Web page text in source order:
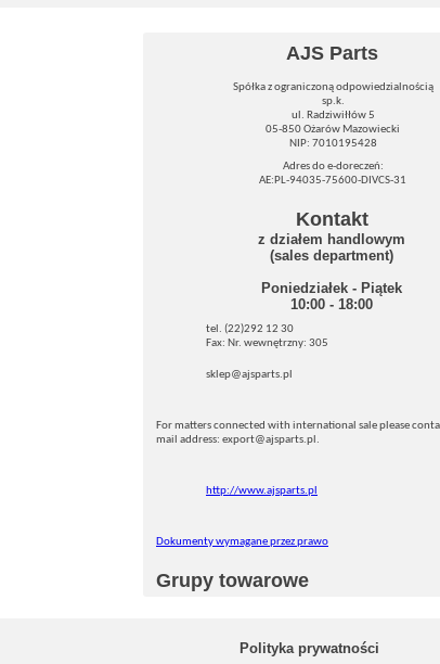
AJS Parts
Spółka z ograniczoną odpowiedzialnością
sp.k.
ul. Radziwiłłów 5
05-850 Ożarów Mazowiecki
NIP: 7010195428
Adres do e-doreczeń:
AE:PL-94035-75600-DIVCS-31
Kontakt
z działem handlowym
(sales department)
Poniedziałek - Piątek
10:00 - 18:00
tel. (22)292 12 30
Fax: Nr. wewnętrzny: 305
sklep@ajsparts.pl
For matters connected with international sale please
mail address: export@ajsparts.pl.
http://www.ajsparts.pl
Dokumenty wymagane przez prawo
Grupy towarowe
Polityka prywatności